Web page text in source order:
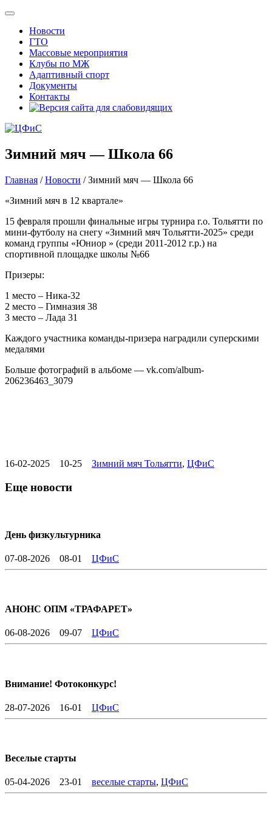
Новости
ГТО
Массовые мероприятия
Клубы по МЖ
Адаптивный спорт
Документы
Контакты
Зимний мяч — Школа 66
Главная /Новости /Зимний мяч — Школа 66
«Зимний мяч в 12 квартале»
15 февраля прошли финальные игры турнира г.о. Тольятти по
мини-футболу на снегу «Зимний мяч Тольятти-2025» среди
команд группы «Юниор » (среди 2011-2012 г.р.) на
спортивной площадке школы №66
Призеры:
1 место – Ника-32
2 место – Гимназия 38
3 место – Лада 31
Каждого участника команды-призера наградили суперскими
медалями
Больше фотографий в альбоме — vk.com/album-
206236463_3079
16-02-2025 10-25 Зимний мяч Тольятти, ЦФиС
Еще новости
День физкультурника
07-08-2026 08-01 ЦФиС
АНОНС ОПМ «ТРАФАРЕТ»
06-08-2026 09-07 ЦФиС
Внимание! Фотоконкурс!
28-07-2026 16-01 ЦФиС
Веселые старты
05-04-2026 23-01 веселые старты, ЦФиС